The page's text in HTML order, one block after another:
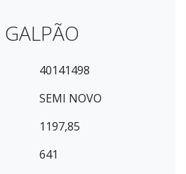
40141498
SEMI NOVO
1197,85
641